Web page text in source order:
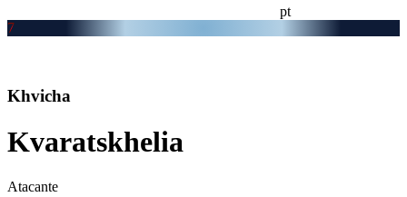
pt
7
Khvicha
Kvaratskhelia
Atacante